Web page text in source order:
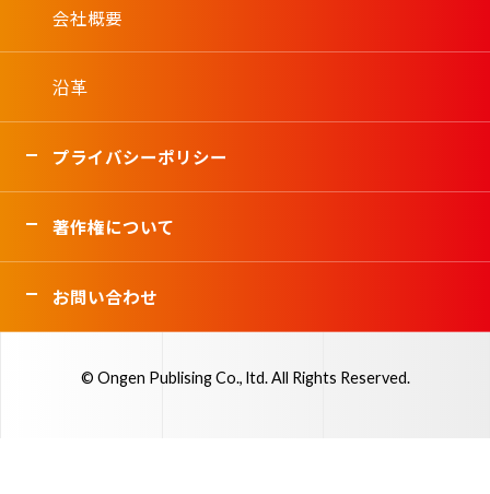
会社概要
沿革
プライバシーポリシー
著作権について
お問い合わせ
© Ongen Publising Co., ltd. All Rights Reserved.